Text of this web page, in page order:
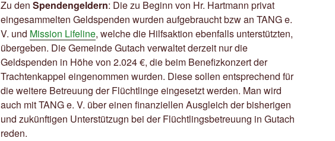
Zu den Spendengeldern: Die zu Beginn von Hr. Hartmann privat
eingesammelten Geldspenden wurden aufgebraucht bzw an TANG e.
V. und Mission Lifeline, welche die Hilfsaktion ebenfalls unterstützten,
übergeben. Die Gemeinde Gutach verwaltet derzeit nur die
Geldspenden in Höhe von 2.024 €, die beim Benefizkonzert der
Trachtenkappel eingenommen wurden. Diese sollen entsprechend für
die weitere Betreuung der Flüchtlinge eingesetzt werden. Man wird
auch mit TANG e. V. über einen finanziellen Ausgleich der bisherigen
und zukünftigen Unterstützugn bei der Flüchtlingsbetreuung in Gutach
reden.